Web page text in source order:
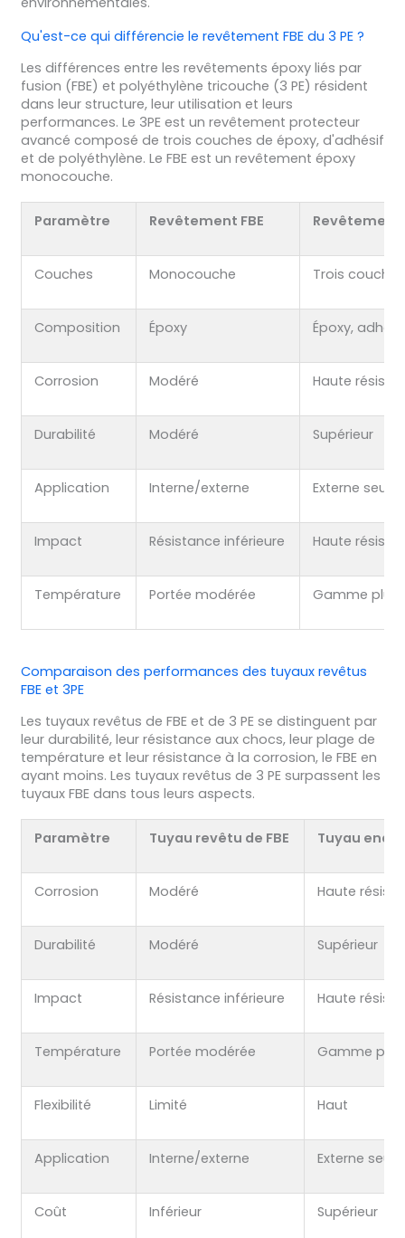
Qu'est-ce qui différencie le revêtement FBE du 3 PE ?
Les différences entre les revêtements époxy liés par
fusion (FBE) et polyéthylène tricouche (3 PE) résident
dans leur structure, leur utilisation et leurs
performances. Le 3PE est un revêtement protecteur
avancé composé de trois couches de époxy, d'adhésif
et de polyéthylène. Le FBE est un revêtement époxy
monocouche.
Paramètre Revêtement FBE Revêtement
Couches Monocouche Trois couches
Composition Époxy Époxy,
Corrosion Modéré Haute
Durabilité Modéré Supérieur
Application Interne/externe Externe
Impact Résistance inférieure Haute
Température Portée modérée Gamme plus
Comparaison des performances des tuyaux revêtus
FBE et 3PE
Les tuyaux revêtus de FBE et de 3 PE se distinguent par
leur durabilité, leur résistance aux chocs, leur plage de
température et leur résistance à la corrosion, le FBE en
ayant moins. Les tuyaux revêtus de 3 PE surpassent les
tuyaux FBE dans tous leurs aspects.
Paramètre Tuyau revêtu de FBE Tuyau
Corrosion Modéré Haute
Durabilité Modéré Supérieur
Impact Résistance inférieure Haute
Température Portée modérée Gamme
Flexibilité Limité Haut
Application Interne/externe Externe
Coût Inférieur Supérieur